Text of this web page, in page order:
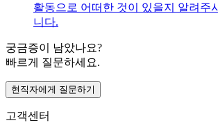
활동으로 어떠한 것이 있을지 알려주
니다.
궁금증이 남았나요?
빠르게 질문하세요.
현직자에게 질문하기
고객센터